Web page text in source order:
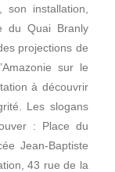
installation,
du Quai Branly
projections de
sur le
à découvrir
Les slogans
: Place du
Jean-Baptiste
43 rue de la